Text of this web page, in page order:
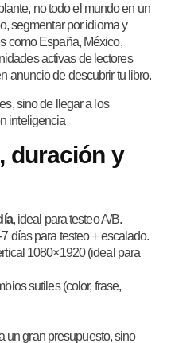
no todo el mundo en un
segmentar por idioma y
como España, México,
activas de lectores
anuncio de descubrir tu libro.
sino de llegar a los
inteligencia
duración y
, ideal para testeo A/B.
días para testeo + escalado.
1080×1920 (ideal para
sutiles (color, frase,
un gran presupuesto, sino